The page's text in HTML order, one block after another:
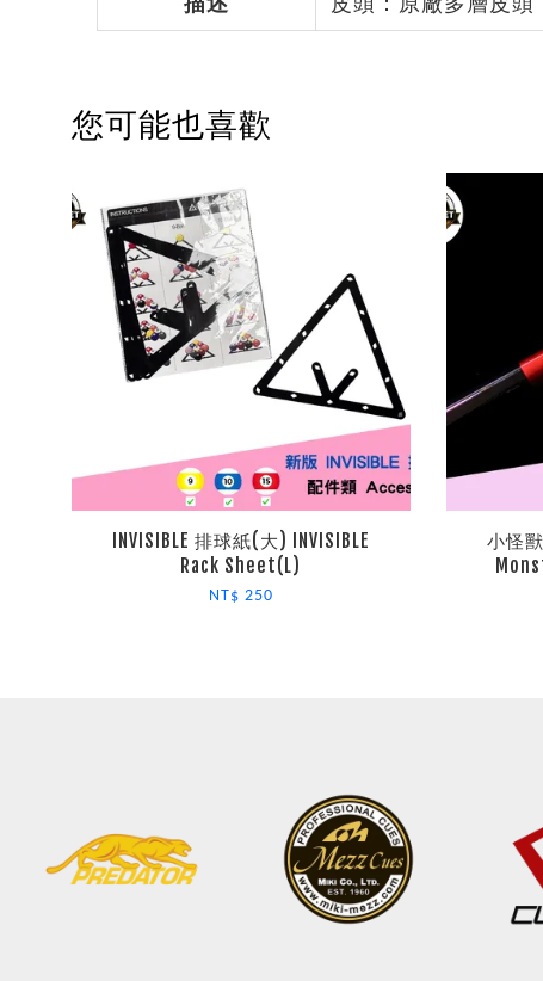
描述 皮頭：原廠多層皮頭
您可能也喜歡
INVISIBLE 排球紙(大) INVISIBLE
Rack Sheet(L)
NT$ 250
小怪